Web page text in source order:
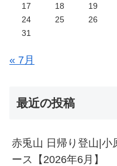
17
18 19
24
25 26
31
« 7月
最近の投稿
赤兎山 日帰り登山|小
ース【2026年6月】